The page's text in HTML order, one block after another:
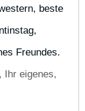
beste
Ihr eigenes,